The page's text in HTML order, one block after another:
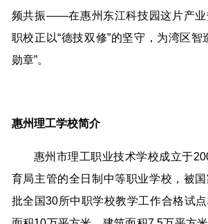
频共振——在惠州东江科技园这片产业
职校正以“德技双修”的坚守，为湾区智
勋章”。
惠州理工学校简介
惠州市理工职业技术学校成立于
育局主管的全日制中等职业学校，被
批全国30所中职学校教学工作合格试